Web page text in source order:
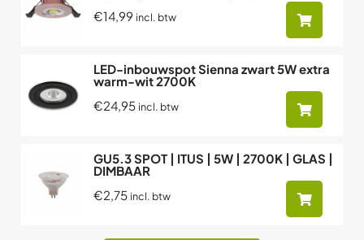
€14,99 incl. btw
LED-inbouwspot Sienna zwart 5W extra
warm-wit 2700K
€24,95 incl. btw
GU5.3 SPOT | ITUS | 5W | 2700K | GLAS |
DIMBAAR
€2,75 incl. btw